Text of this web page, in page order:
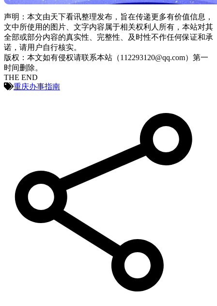
声明：本文由天下看讯整理发布，旨在传递更多有价值信息，
文中所使用的图片、文字内容属于相关权利人所有，本站对其
全部或部分内容的真实性、完整性、及时性不作任何保证和承
诺，请用户自行核实。
版权：本文如有侵权请联系本站（112293120@qq.com）第一
时间删除。
THE END
重庆办事指南